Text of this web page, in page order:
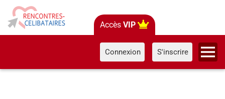
Accès VIP
Connexion S'inscrire